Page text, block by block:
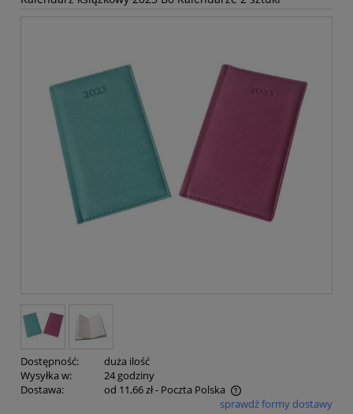
Dostępność:
duża ilość
Wysyłka w:
24 godziny
Dostawa:
od 11,66 zł- Poczta Polska
Cena nie zawiera ewentualnych kosztów płatnościsprawdź formy dostawy